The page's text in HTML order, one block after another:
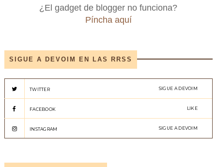
¿El gadget de blogger no funciona?
Píncha aquí
SIGUE A DEVOIM EN LAS RRSS
TWITTER SIGUE A DEVOIM
FACEBOOK LIKE
INSTAGRAM SIGUE A DEVOIM